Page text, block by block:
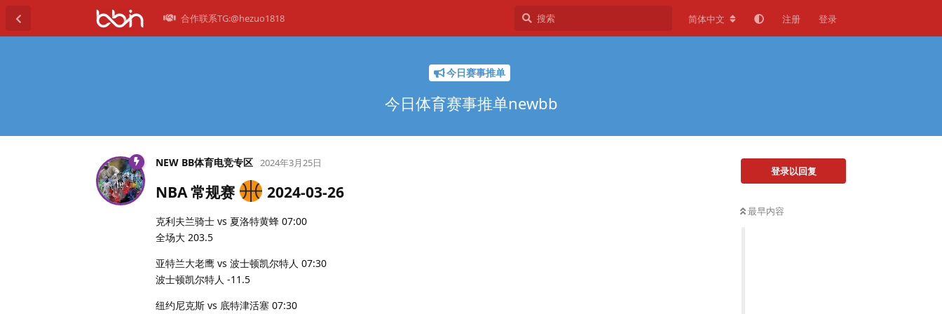
合作联系TG:@hezuo1818 简体中文 注册 登录
今日赛事推单
今日体育赛事推单newbb
登录以回复
最早内容
NEW BB体育电竞专区 2024年3月25日
NBA 常规赛 2024-03-26
克利夫兰骑士 vs 夏洛特黄蜂 07:00
全场大 203.5
亚特兰大老鹰 vs 波士顿凯尔特人 07:30
波士顿凯尔特人 -11.5
纽约尼克斯 vs 底特津活塞 07:30